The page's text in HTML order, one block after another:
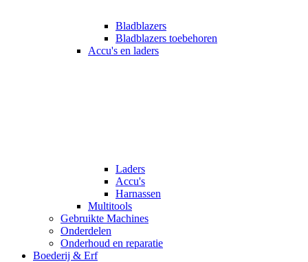
Bladblazers
Bladblazers toebehoren
Accu's en laders
Laders
Accu's
Harnassen
Multitools
Gebruikte Machines
Onderdelen
Onderhoud en reparatie
Boederij & Erf